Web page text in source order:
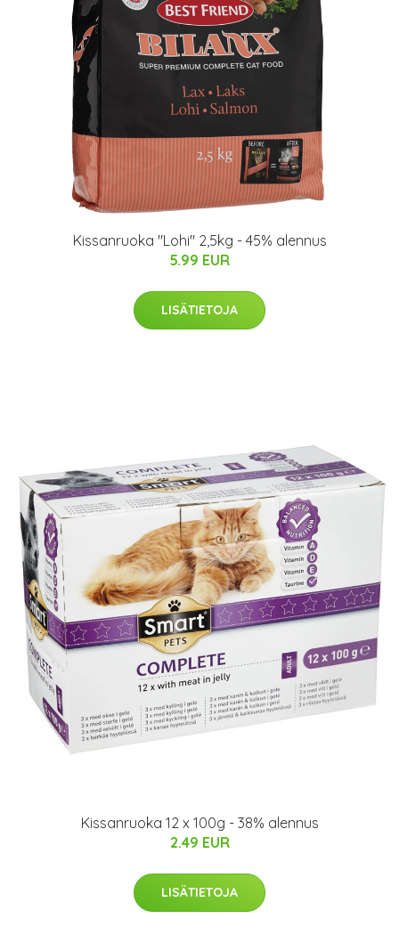
Kissanruoka "Lohi" 2,5kg - 45% alennus
5.99 EUR
LISÄTIETOJA
Kissanruoka 12 x 100g - 38% alennus
2.49 EUR
LISÄTIETOJA